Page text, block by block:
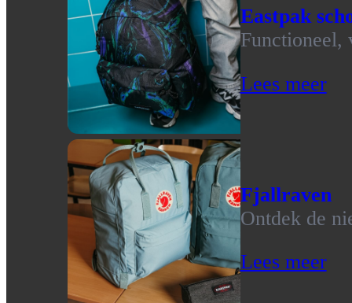
Eastpak
Functioneel,
Lees meer
Fjallraven
Ontdek de
Lees meer